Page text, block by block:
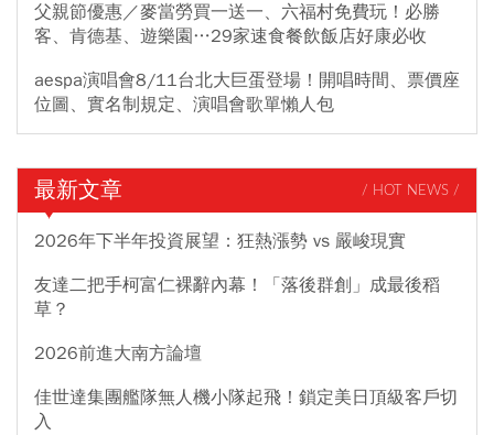
父親節優惠／麥當勞買一送一、六福村免費玩！必勝
客、肯德基、遊樂園…29家速食餐飲飯店好康必收
aespa演唱會8/11台北大巨蛋登場！開唱時間、票價座
位圖、實名制規定、演唱會歌單懶人包
最新文章 / HOT NEWS /
2026年下半年投資展望：狂熱漲勢 vs 嚴峻現實
友達二把手柯富仁裸辭內幕！「落後群創」成最後稻
草？
2026前進大南方論壇
佳世達集團艦隊無人機小隊起飛！鎖定美日頂級客戶切
入